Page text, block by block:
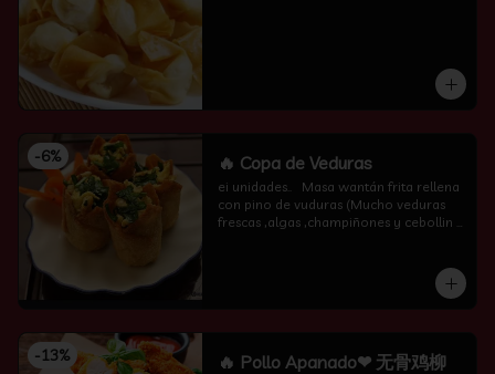
-6% 🔥 Copa de Veduras
ei unidades..   Masa wantán frita rellena
con pino de vuduras (Mucho veduras
frescas ,algas ,champiñones y cebollin
-13% 🔥 Pollo Apanado❤ 无骨鸡柳